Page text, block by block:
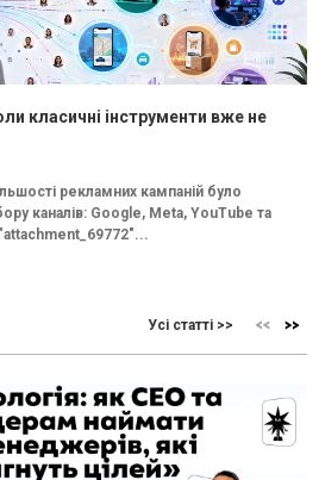
класичні інструменти вже не
рекламних кампаній було
каналів: Google, Meta, YouTube та
Усі статті >>